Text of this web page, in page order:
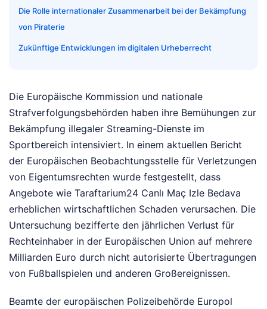
Die Rolle internationaler Zusammenarbeit bei der Bekämpfung
von Piraterie
Zukünftige Entwicklungen im digitalen Urheberrecht
Die Europäische Kommission und nationale
Strafverfolgungsbehörden haben ihre Bemühungen zur
Bekämpfung illegaler Streaming-Dienste im
Sportbereich intensiviert. In einem aktuellen Bericht
der Europäischen Beobachtungsstelle für Verletzungen
von Eigentumsrechten wurde festgestellt, dass
Angebote wie Taraftarium24 Canlı Maç Izle Bedava
erheblichen wirtschaftlichen Schaden verursachen. Die
Untersuchung bezifferte den jährlichen Verlust für
Rechteinhaber in der Europäischen Union auf mehrere
Milliarden Euro durch nicht autorisierte Übertragungen
von Fußballspielen und anderen Großereignissen.
Beamte der europäischen Polizeibehörde Europol